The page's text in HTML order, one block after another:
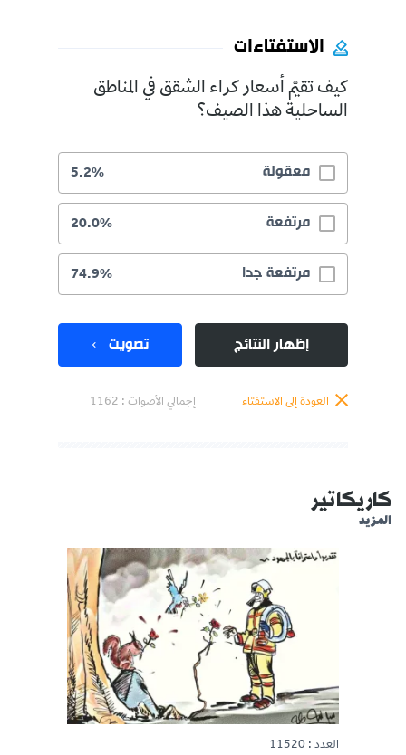
الاستفتاءات
كيف تقيّم أسعار كراء الشقق في المناطق
الساحلية هذا الصيف؟
معقولة 5.2%
مرتفعة 20.0%
مرتفعة جدا 74.9%
إظهار النتائج تصويت
العودة إلى الاستفتاء إجمالي الأصوات : 1162
كاريكاتير
المزيد
العدد : 11520